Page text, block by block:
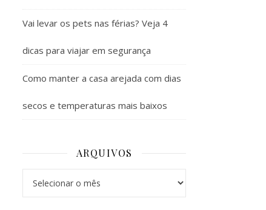
Vai levar os pets nas férias? Veja 4
dicas para viajar em segurança
Como manter a casa arejada com dias
secos e temperaturas mais baixos
ARQUIVOS